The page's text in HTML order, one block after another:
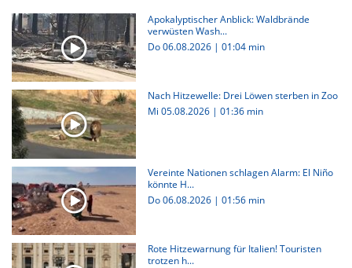
Apokalyptischer Anblick: Waldbrände
verwüsten Wash...
Do 06.08.2026 | 01:04 min
Nach Hitzewelle: Drei Löwen sterben in Zoo
Mi 05.08.2026 | 01:36 min
Vereinte Nationen schlagen Alarm: El Niño
könnte H...
Do 06.08.2026 | 01:56 min
Rote Hitzewarnung für Italien! Touristen
trotzen h...